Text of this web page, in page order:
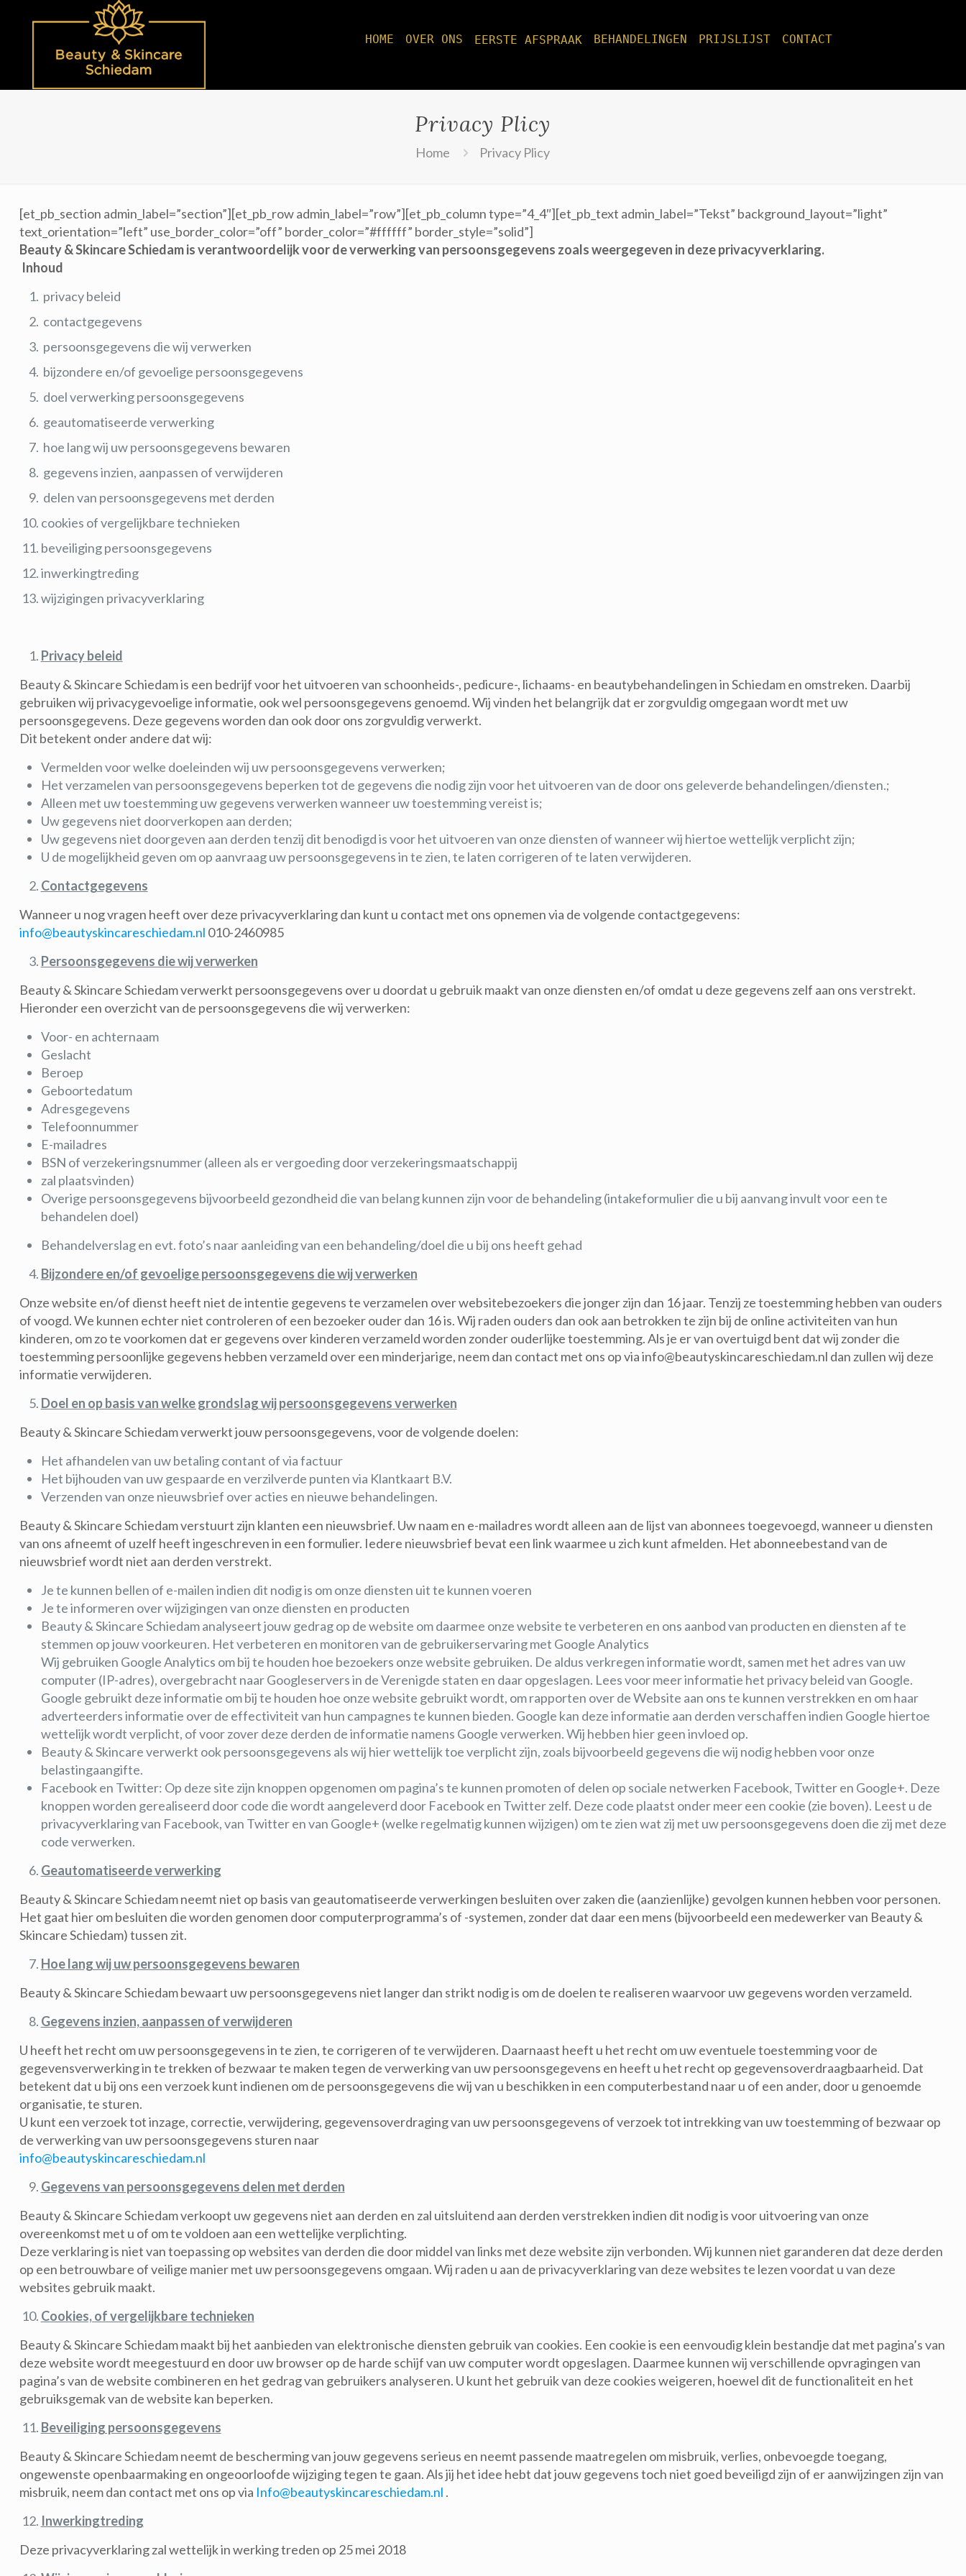
HOME OVER ONS EERSTE AFSPRAAK BEHANDELINGEN PRIJSLIJST CONTACT
Privacy Plicy
Home Privacy Plicy
[et_pb_section admin_label=”section”][et_pb_row admin_label=”row”][et_pb_column type=”4_4″][et_pb_text admin_label=”Tekst” background_layout=”light”
text_orientation=”left” use_border_color=”off” border_color=”#ffffff” border_style=”solid”]
Beauty & Skincare Schiedam is verantwoordelijk voor de verwerking van persoonsgegevens zoals weergegeven in deze privacyverklaring.
Inhoud
privacy beleid
contactgegevens
persoonsgegevens die wij verwerken
bijzondere en/of gevoelige persoonsgegevens
doel verwerking persoonsgegevens
geautomatiseerde verwerking
hoe lang wij uw persoonsgegevens bewaren
gegevens inzien, aanpassen of verwijderen
delen van persoonsgegevens met derden
cookies of vergelijkbare technieken
beveiliging persoonsgegevens
inwerkingtreding
wijzigingen privacyverklaring
Privacy beleid
Beauty & Skincare Schiedam is een bedrijf voor het uitvoeren van schoonheids-, pedicure-, lichaams- en beautybehandelingen in Schiedam en omstreken. Daarbij
gebruiken wij privacygevoelige informatie, ook wel persoonsgegevens genoemd. Wij vinden het belangrijk dat er zorgvuldig omgegaan wordt met uw
persoonsgegevens. Deze gegevens worden dan ook door ons zorgvuldig verwerkt.
Dit betekent onder andere dat wij:
Vermelden voor welke doeleinden wij uw persoonsgegevens verwerken;
Het verzamelen van persoonsgegevens beperken tot de gegevens die nodig zijn voor het uitvoeren van de door ons geleverde behandelingen/diensten.;
Alleen met uw toestemming uw gegevens verwerken wanneer uw toestemming vereist is;
Uw gegevens niet doorverkopen aan derden;
Uw gegevens niet doorgeven aan derden tenzij dit benodigd is voor het uitvoeren van onze diensten of wanneer wij hiertoe wettelijk verplicht zijn;
U de mogelijkheid geven om op aanvraag uw persoonsgegevens in te zien, te laten corrigeren of te laten verwijderen.
Contactgegevens
Wanneer u nog vragen heeft over deze privacyverklaring dan kunt u contact met ons opnemen via de volgende contactgegevens:
info@beautyskincareschiedam.nl 010-2460985
Persoonsgegevens die wij verwerken
Beauty & Skincare Schiedam verwerkt persoonsgegevens over u doordat u gebruik maakt van onze diensten en/of omdat u deze gegevens zelf aan ons verstrekt.
Hieronder een overzicht van de persoonsgegevens die wij verwerken:
Voor- en achternaam
Geslacht
Beroep
Geboortedatum
Adresgegevens
Telefoonnummer
E-mailadres
BSN of verzekeringsnummer (alleen als er vergoeding door verzekeringsmaatschappij
zal plaatsvinden)
Overige persoonsgegevens bijvoorbeeld gezondheid die van belang kunnen zijn voor de behandeling (intakeformulier die u bij aanvang invult voor een te
behandelen doel)
Behandelverslag en evt. foto’s naar aanleiding van een behandeling/doel die u bij ons heeft gehad
Bijzondere en/of gevoelige persoonsgegevens die wij verwerken
Onze website en/of dienst heeft niet de intentie gegevens te verzamelen over websitebezoekers die jonger zijn dan 16 jaar. Tenzij ze toestemming hebben van ouders
of voogd. We kunnen echter niet controleren of een bezoeker ouder dan 16 is. Wij raden ouders dan ook aan betrokken te zijn bij de online activiteiten van hun
kinderen, om zo te voorkomen dat er gegevens over kinderen verzameld worden zonder ouderlijke toestemming. Als je er van overtuigd bent dat wij zonder die
toestemming persoonlijke gegevens hebben verzameld over een minderjarige, neem dan contact met ons op via info@beautyskincareschiedam.nl dan zullen wij deze
informatie verwijderen.
Doel en op basis van welke grondslag wij persoonsgegevens verwerken
Beauty & Skincare Schiedam verwerkt jouw persoonsgegevens, voor de volgende doelen:
Het afhandelen van uw betaling contant of via factuur
Het bijhouden van uw gespaarde en verzilverde punten via Klantkaart B.V.
Verzenden van onze nieuwsbrief over acties en nieuwe behandelingen.
Beauty & Skincare Schiedam verstuurt zijn klanten een nieuwsbrief. Uw naam en e-mailadres wordt alleen aan de lijst van abonnees toegevoegd, wanneer u diensten
van ons afneemt of uzelf heeft ingeschreven in een formulier. Iedere nieuwsbrief bevat een link waarmee u zich kunt afmelden. Het abonneebestand van de
nieuwsbrief wordt niet aan derden verstrekt.
Je te kunnen bellen of e-mailen indien dit nodig is om onze diensten uit te kunnen voeren
Je te informeren over wijzigingen van onze diensten en producten
Beauty & Skincare Schiedam analyseert jouw gedrag op de website om daarmee onze website te verbeteren en ons aanbod van producten en diensten af te
stemmen op jouw voorkeuren. Het verbeteren en monitoren van de gebruikerservaring met Google Analytics
Wij gebruiken Google Analytics om bij te houden hoe bezoekers onze website gebruiken. De aldus verkregen informatie wordt, samen met het adres van uw
computer (IP-adres), overgebracht naar Googleservers in de Verenigde staten en daar opgeslagen. Lees voor meer informatie het privacy beleid van Google.
Google gebruikt deze informatie om bij te houden hoe onze website gebruikt wordt, om rapporten over de Website aan ons te kunnen verstrekken en om haar
adverteerders informatie over de effectiviteit van hun campagnes te kunnen bieden. Google kan deze informatie aan derden verschaffen indien Google hiertoe
wettelijk wordt verplicht, of voor zover deze derden de informatie namens Google verwerken. Wij hebben hier geen invloed op.
Beauty & Skincare verwerkt ook persoonsgegevens als wij hier wettelijk toe verplicht zijn, zoals bijvoorbeeld gegevens die wij nodig hebben voor onze
belastingaangifte.
Facebook en Twitter: Op deze site zijn knoppen opgenomen om pagina’s te kunnen promoten of delen op sociale netwerken Facebook, Twitter en Google+. Deze
knoppen worden gerealiseerd door code die wordt aangeleverd door Facebook en Twitter zelf. Deze code plaatst onder meer een cookie (zie boven). Leest u de
privacyverklaring van Facebook, van Twitter en van Google+ (welke regelmatig kunnen wijzigen) om te zien wat zij met uw persoonsgegevens doen die zij met deze
code verwerken.
Geautomatiseerde verwerking
Beauty & Skincare Schiedam neemt niet op basis van geautomatiseerde verwerkingen besluiten over zaken die (aanzienlijke) gevolgen kunnen hebben voor personen.
Het gaat hier om besluiten die worden genomen door computerprogramma’s of -systemen, zonder dat daar een mens (bijvoorbeeld een medewerker van Beauty &
Skincare Schiedam) tussen zit.
Hoe lang wij uw persoonsgegevens bewaren
Beauty & Skincare Schiedam bewaart uw persoonsgegevens niet langer dan strikt nodig is om de doelen te realiseren waarvoor uw gegevens worden verzameld.
Gegevens inzien, aanpassen of verwijderen
U heeft het recht om uw persoonsgegevens in te zien, te corrigeren of te verwijderen. Daarnaast heeft u het recht om uw eventuele toestemming voor de
gegevensverwerking in te trekken of bezwaar te maken tegen de verwerking van uw persoonsgegevens en heeft u het recht op gegevensoverdraagbaarheid. Dat
betekent dat u bij ons een verzoek kunt indienen om de persoonsgegevens die wij van u beschikken in een computerbestand naar u of een ander, door u genoemde
organisatie, te sturen.
U kunt een verzoek tot inzage, correctie, verwijdering, gegevensoverdraging van uw persoonsgegevens of verzoek tot intrekking van uw toestemming of bezwaar op
de verwerking van uw persoonsgegevens sturen naar
info@beautyskincareschiedam.nl
Gegevens van persoonsgegevens delen met derden
Beauty & Skincare Schiedam verkoopt uw gegevens niet aan derden en zal uitsluitend aan derden verstrekken indien dit nodig is voor uitvoering van onze
overeenkomst met u of om te voldoen aan een wettelijke verplichting.
Deze verklaring is niet van toepassing op websites van derden die door middel van links met deze website zijn verbonden. Wij kunnen niet garanderen dat deze derden
op een betrouwbare of veilige manier met uw persoonsgegevens omgaan. Wij raden u aan de privacyverklaring van deze websites te lezen voordat u van deze
websites gebruik maakt.
Cookies, of vergelijkbare technieken
Beauty & Skincare Schiedam maakt bij het aanbieden van elektronische diensten gebruik van cookies. Een cookie is een eenvoudig klein bestandje dat met pagina’s van
deze website wordt meegestuurd en door uw browser op de harde schijf van uw computer wordt opgeslagen. Daarmee kunnen wij verschillende opvragingen van
pagina’s van de website combineren en het gedrag van gebruikers analyseren. U kunt het gebruik van deze cookies weigeren, hoewel dit de functionaliteit en het
gebruiksgemak van de website kan beperken.
Beveiliging persoonsgegevens
Beauty & Skincare Schiedam neemt de bescherming van jouw gegevens serieus en neemt passende maatregelen om misbruik, verlies, onbevoegde toegang,
ongewenste openbaarmaking en ongeoorloofde wijziging tegen te gaan. Als jij het idee hebt dat jouw gegevens toch niet goed beveiligd zijn of er aanwijzingen zijn van
misbruik, neem dan contact met ons op via Info@beautyskincareschiedam.nl .
Inwerkingtreding
Deze privacyverklaring zal wettelijk in werking treden op 25 mei 2018